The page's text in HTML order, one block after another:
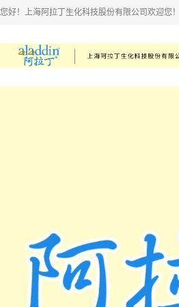
您好！上海阿拉丁生化科技股份有限公司欢迎您！